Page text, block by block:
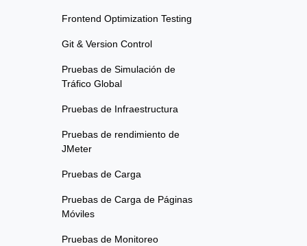
Frontend Optimization Testing
Git & Version Control
Pruebas de Simulación de
Tráfico Global
Pruebas de Infraestructura
Pruebas de rendimiento de
JMeter
Pruebas de Carga
Pruebas de Carga de Páginas
Móviles
Pruebas de Monitoreo